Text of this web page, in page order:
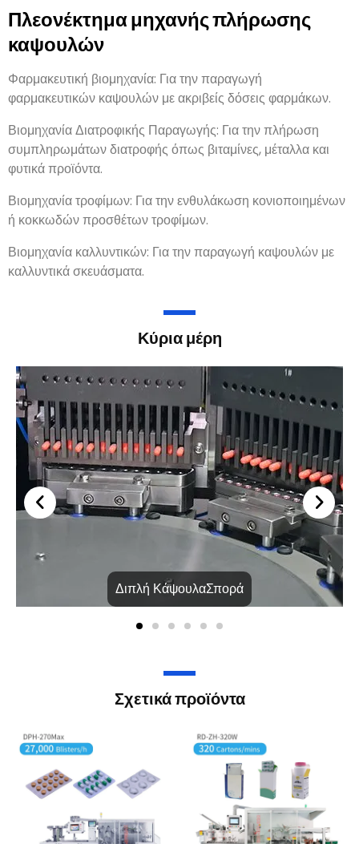
Πλεονέκτημα μηχανής πλήρωσης
καψουλών
Φαρμακευτική βιομηχανία: Για την παραγωγή
φαρμακευτικών καψουλών με ακριβείς δόσεις φαρμάκων.
Βιομηχανία Διατροφικής Παραγωγής: Για την πλήρωση
συμπληρωμάτων διατροφής όπως βιταμίνες, μέταλλα και
φυτικά προϊόντα.
Βιομηχανία τροφίμων: Για την ενθυλάκωση κονιοποιημένων
ή κοκκωδών προσθέτων τροφίμων.
Βιομηχανία καλλυντικών: Για την παραγωγή καψουλών με
καλλυντικά σκευάσματα.
Κύρια μέρη
Διπλή ΚάψουλαΣπορά
Σχετικά προϊόντα